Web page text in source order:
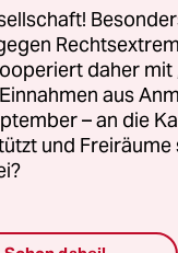
von
bei
daher mit
aus
– an die
und Freiräume